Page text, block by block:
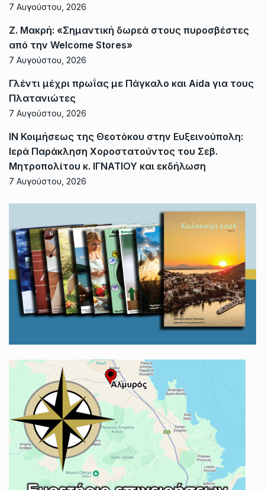
7 Αυγούστου, 2026
Ζ. Μακρή: «Σημαντική δωρεά στους πυροσβέστες
από την Welcome Stores»
7 Αυγούστου, 2026
Γλέντι μέχρι πρωΐας με Πάγκαλο και Aida για τους
Πλατανιώτες
7 Αυγούστου, 2026
ΙΝ Κοιμήσεως της Θεοτόκου στην Ευξεινούπολη:
Ιερά Παράκληση Χοροστατούντος του Σεβ.
Μητροπολίτου κ. ΙΓΝΑΤΙΟΥ και εκδήλωση
7 Αυγούστου, 2026